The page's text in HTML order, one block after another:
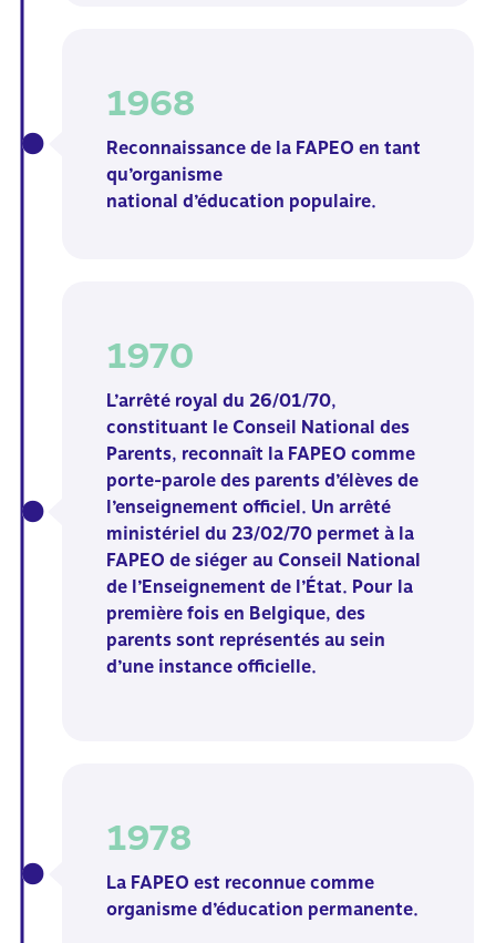
1968
Reconnaissance de la FAPEO en tant
qu’organisme
national d’éducation populaire.
1970
L’arrêté royal du 26/01/70,
constituant le Conseil National des
Parents, reconnaît la FAPEO comme
porte-parole des parents d’élèves de
l’enseignement officiel. Un arrêté
ministériel du 23/02/70 permet à la
FAPEO de siéger au Conseil National
de l’Enseignement de l’État. Pour la
première fois en Belgique, des
parents sont représentés au sein
d’une instance officielle.
1978
La FAPEO est reconnue comme
organisme d’éducation permanente.